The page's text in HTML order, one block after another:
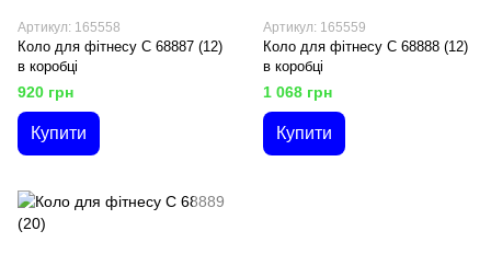
Артикул: 165558
Коло для фітнесу C 68887 (12)
в коробці
920 грн
Купити
Артикул: 165559
Коло для фітнесу C 68888 (12)
в коробці
1 068 грн
Купити